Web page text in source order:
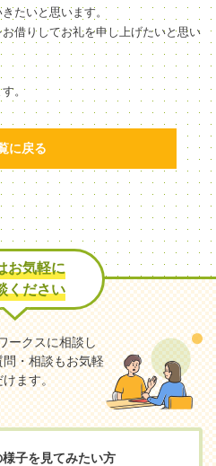
たいと思います。
借りしてお礼を申し上げたいと思い
。
に戻る
お気軽に
ください
ークスに相談し
・相談もお気軽
けます。
子を見てみたい方